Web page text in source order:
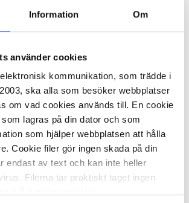
Information Om
använder cookies
kommunikation, som trädde i
ska alla som besöker webbplatser
om vad cookies används till. En cookie
lagras på din dator och som
som hjälper webbplatsen att hålla
Cookie filer gör ingen skada på din
endast av text och kan inte heller
Filerna tar praktiskt taget ingen
+ KÖP
Nr15 vit 6000/fp
kr/fp